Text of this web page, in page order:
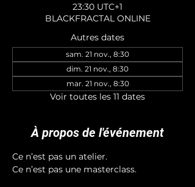
23:30 UTC+1
BLACKFRACTAL ONLINE
Autres dates
sam. 21 nov., 8:30
dim. 21 nov., 8:30
mar. 21 nov., 8:30
Voir toutes les 11 dates
À propos de l'événement
Ce n’est pas un atelier.
Ce n’est pas une masterclass.